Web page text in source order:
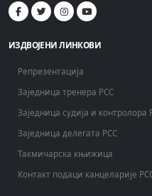
ИЗДВОЈЕНИ ЛИНКОВИ
Репрезентација
Заједница тренера РСС
Заједница судија и контролора
Заједница делегата РСС
Такмичарска књижица
Контакт подаци канцеларије